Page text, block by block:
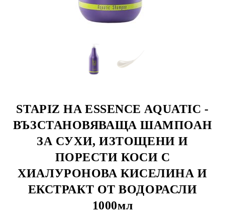
STAPIZ HA ESSENCE AQUATIC -
ВЪЗСТАНОВЯВАЩА ШАМПОАН
ЗА СУХИ, ИЗТОЩЕНИ И
ПОРЕСТИ КОСИ С
ХИАЛУРОНОВА КИСЕЛИНА И
ЕКСТРАКТ ОТ ВОДОРАСЛИ
1000мл